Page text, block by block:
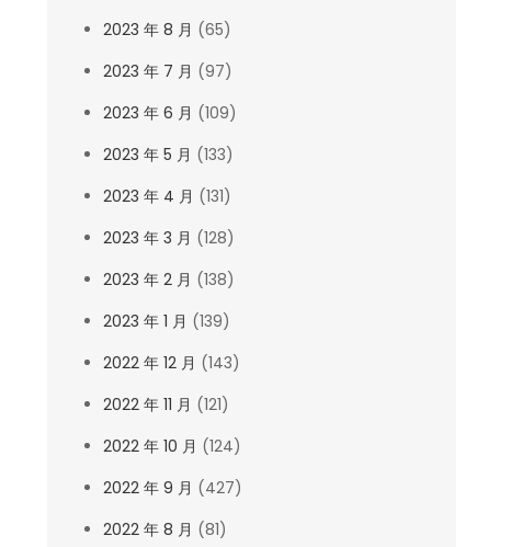
2023 年 8 月 (65)
2023 年 7 月 (97)
2023 年 6 月 (109)
2023 年 5 月 (133)
2023 年 4 月 (131)
2023 年 3 月 (128)
2023 年 2 月 (138)
2023 年 1 月 (139)
2022 年 12 月 (143)
2022 年 11 月 (121)
2022 年 10 月 (124)
2022 年 9 月 (427)
2022 年 8 月 (81)